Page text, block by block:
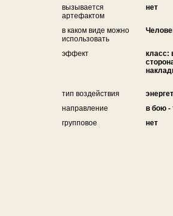
вызывается
артефактом
нет
в каком виде можно
использовать
эффект
класс:
тип воздействия
направление
в бою -
групповое
нет